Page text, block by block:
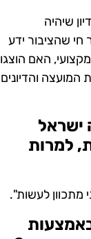
שיהיה
חי שהציבור ידע
האם הוצגו
המועצה והדיונים
ישראל
למרות
מתכוון לעשות".